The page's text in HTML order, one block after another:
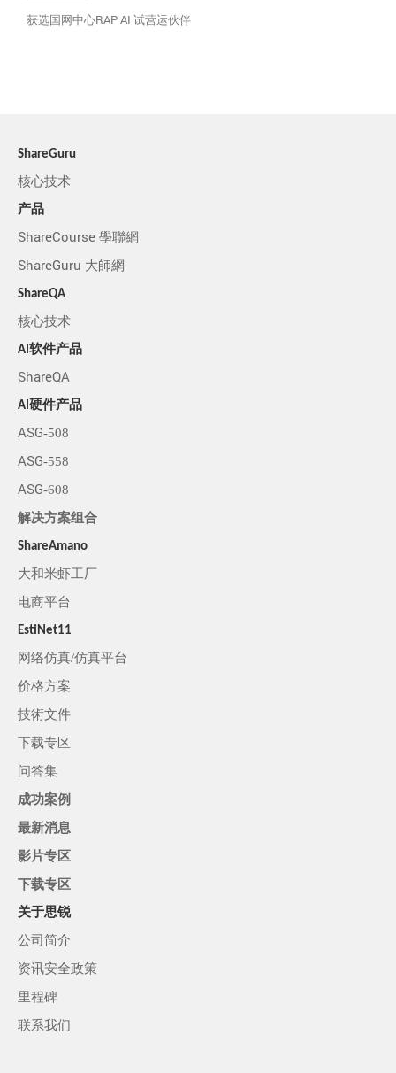
获选国网中心RAP AI 试营运伙伴
ShareGuru
核心技术
产品
ShareCourse 學聯網
ShareGuru 大師網
ShareQA
核心技术
AI软件产品
ShareQA
AI硬件产品
ASG-508
ASG-558
ASG-608
解决方案组合
ShareAmano
大和米虾工厂
电商平台
EstiNet11
网络仿真/仿真平台
价格方案
技術文件
下载专区
问答集
成功案例
最新消息
影片专区
下载专区
关于思锐
公司简介
资讯安全政策
里程碑
联系我们